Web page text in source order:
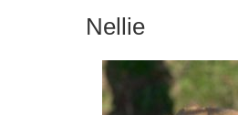
Nellie